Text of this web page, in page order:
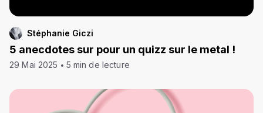
Stéphanie Giczi
5 anecdotes sur pour un quizz sur le metal !
29 Mai 2025 5 min de lecture